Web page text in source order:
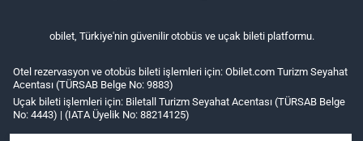
obilet, Türkiye'nin güvenilir otobüs ve uçak bileti platformu.
Otel rezervasyon ve otobüs bileti işlemleri için: Obilet.com Turizm Seyahat
Acentası (TÜRSAB Belge No: 9883)
Uçak bileti işlemleri için: Biletall Turizm Seyahat Acentası (TÜRSAB Belge
No: 4443) | (IATA Üyelik No: 88214125)